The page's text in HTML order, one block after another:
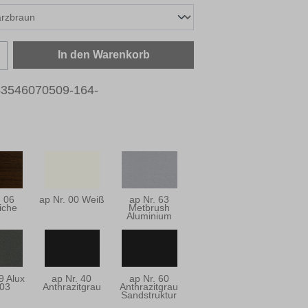
06 ap Nr. 00 Weiß ap Nr. 63
Metbrush
Aluminium
Alux ap Nr. 40
Anthrazitgrau
ap Nr. 60
Anthrazitgrau
Sandstruktur
Gib den gewünschten Wert ein
In den Warenkorb
164-